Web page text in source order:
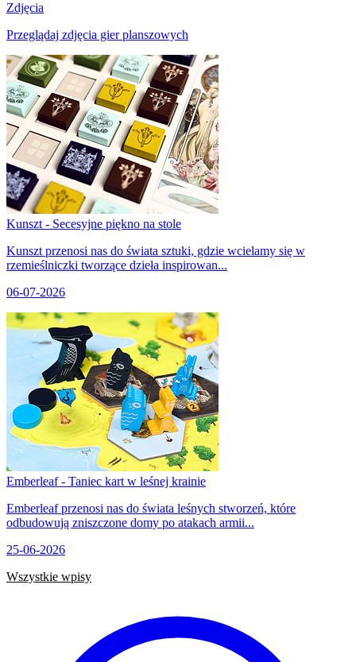
Zdjęcia
Przeglądaj zdjęcia gier planszowych
Kunszt - Secesyjne piękno na stole
Kunszt przenosi nas do świata sztuki, gdzie wcielamy się w
rzemieślniczki tworzące dzieła inspirowan...
06-07-2026
Emberleaf - Taniec kart w leśnej krainie
Emberleaf przenosi nas do świata leśnych stworzeń, które
odbudowują zniszczone domy po atakach armii...
25-06-2026
Wszystkie wpisy